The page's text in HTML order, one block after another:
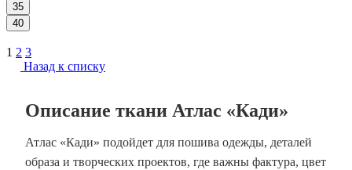
35
40
1 2 3
Назад к списку
Описание ткани Атлас «Кади»
Атлас «Кади» подойдет для пошива одежды, деталей
образа и творческих проектов, где важны фактура, цвет